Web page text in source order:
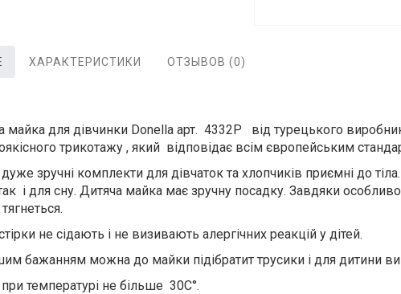
ХАРАКТЕРИСТИКИ ОТЗЫВОВ (0)
майка для дівчинки Donella арт. 4332P від турецького
трикотажу , який відповідає всім європейським
дуже зручні комплекти для дівчаток та хлопчиків приємні до
і для сну. Дитяча майка має зручну посадку. Завдяки
не сідають і не визивають алергічних реакцій у дітей.
бажанням можна до майки підібратит трусики і для дитини
температурі не більше 30С°.